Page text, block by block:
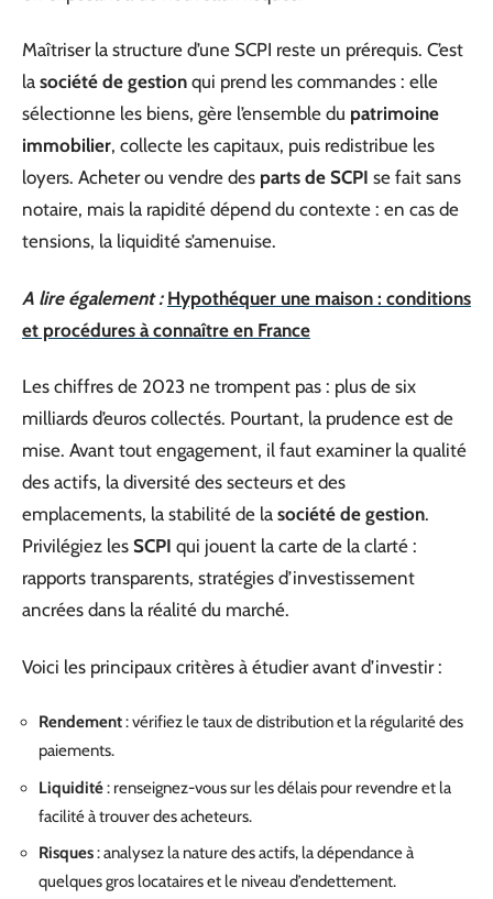
Maîtriser la structure d’une SCPI reste un prérequis. C’est
la société de gestion qui prend les commandes : elle
sélectionne les biens, gère l’ensemble du patrimoine
immobilier, collecte les capitaux, puis redistribue les
loyers. Acheter ou vendre des parts de SCPI se fait sans
notaire, mais la rapidité dépend du contexte : en cas de
tensions, la liquidité s’amenuise.
A lire également : Hypothéquer une maison : conditions
et procédures à connaître en France
Les chiffres de 2023 ne trompent pas : plus de six
milliards d’euros collectés. Pourtant, la prudence est de
mise. Avant tout engagement, il faut examiner la qualité
des actifs, la diversité des secteurs et des
emplacements, la stabilité de la société de gestion.
Privilégiez les SCPI qui jouent la carte de la clarté :
rapports transparents, stratégies d’investissement
ancrées dans la réalité du marché.
Voici les principaux critères à étudier avant d’investir :
Rendement: vérifiez le taux de distribution et la régularité des
paiements.
Liquidité: renseignez-vous sur les délais pour revendre et la
facilité à trouver des acheteurs.
Risques: analysez la nature des actifs, la dépendance à
quelques gros locataires et le niveau d’endettement.